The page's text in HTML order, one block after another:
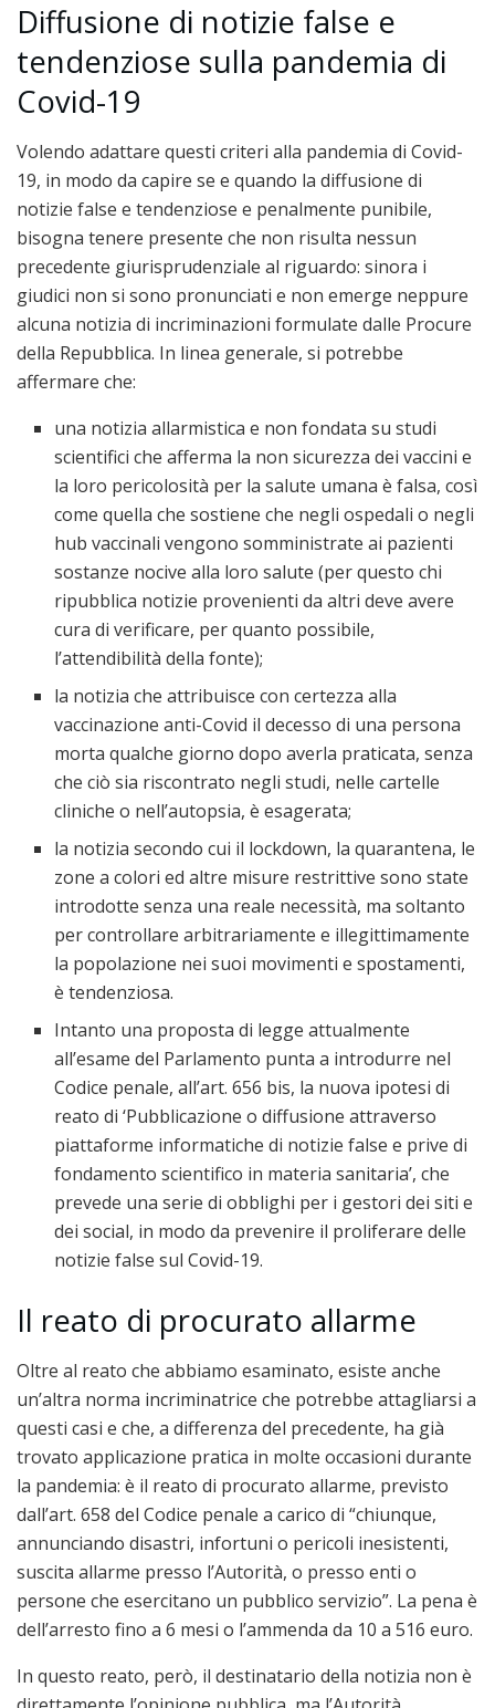
Diffusione di notizie false e
tendenziose sulla pandemia di
Covid-19
Volendo adattare questi criteri alla pandemia di Covid-
19, in modo da capire se e quando la diffusione di
notizie false e tendenziose e penalmente punibile,
bisogna tenere presente che non risulta nessun
precedente giurisprudenziale al riguardo: sinora i
giudici non si sono pronunciati e non emerge neppure
alcuna notizia di incriminazioni formulate dalle Procure
della Repubblica. In linea generale, si potrebbe
affermare che:
una notizia allarmistica e non fondata su studi
scientifici che afferma la non sicurezza dei vaccini e
la loro pericolosità per la salute umana è falsa, così
come quella che sostiene che negli ospedali o negli
hub vaccinali vengono somministrate ai pazienti
sostanze nocive alla loro salute (per questo chi
ripubblica notizie provenienti da altri deve avere
cura di verificare, per quanto possibile,
l’attendibilità della fonte);
la notizia che attribuisce con certezza alla
vaccinazione anti-Covid il decesso di una persona
morta qualche giorno dopo averla praticata, senza
che ciò sia riscontrato negli studi, nelle cartelle
cliniche o nell’autopsia, è esagerata;
la notizia secondo cui il lockdown, la quarantena, le
zone a colori ed altre misure restrittive sono state
introdotte senza una reale necessità, ma soltanto
per controllare arbitrariamente e illegittimamente
la popolazione nei suoi movimenti e spostamenti,
è tendenziosa.
Intanto una proposta di legge attualmente
all’esame del Parlamento punta a introdurre nel
Codice penale, all’art. 656 bis, la nuova ipotesi di
reato di ‘Pubblicazione o diffusione attraverso
piattaforme informatiche di notizie false e prive di
fondamento scientifico in materia sanitaria’, che
prevede una serie di obblighi per i gestori dei siti e
dei social, in modo da prevenire il proliferare delle
notizie false sul Covid-19.
Il reato di procurato allarme
Oltre al reato che abbiamo esaminato, esiste anche
un’altra norma incriminatrice che potrebbe attagliarsi a
questi casi e che, a differenza del precedente, ha già
trovato applicazione pratica in molte occasioni durante
la pandemia: è il reato di procurato allarme, previsto
dall’art. 658 del Codice penale a carico di “chiunque,
annunciando disastri, infortuni o pericoli inesistenti,
suscita allarme presso l’Autorità, o presso enti o
persone che esercitano un pubblico servizio”. La pena è
dell’arresto fino a 6 mesi o l’ammenda da 10 a 516 euro.
In questo reato, però, il destinatario della notizia non è